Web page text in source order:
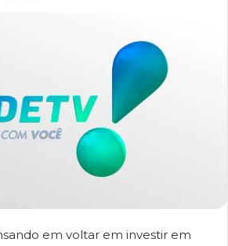
em voltar em investir em